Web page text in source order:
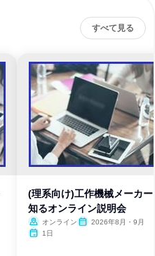
すべて見る
(理系向け)工作機械メーカー
知るオンライン説明会
オンライン
2026年8月・9月
1日